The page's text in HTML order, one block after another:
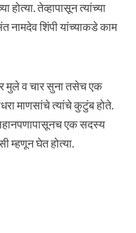
होत्या. तेव्हापासून त्यांच्या
नामदेव शिंपी यांच्याकडे काम
मुले व चार सुना तसेच एक
माणसांचे त्यांचे कुटुंब होते.
एक सदस्य
म्हणून घेत होत्या.